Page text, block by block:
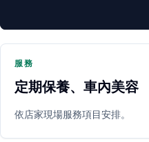
PARTNER SHOP
服務
定期保養、車內美容
依店家現場服務項目安排。